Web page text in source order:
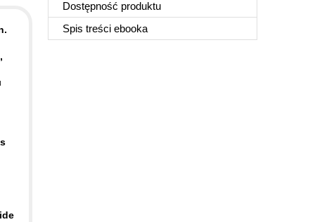
Dostępność produktu
Spis treści ebooka